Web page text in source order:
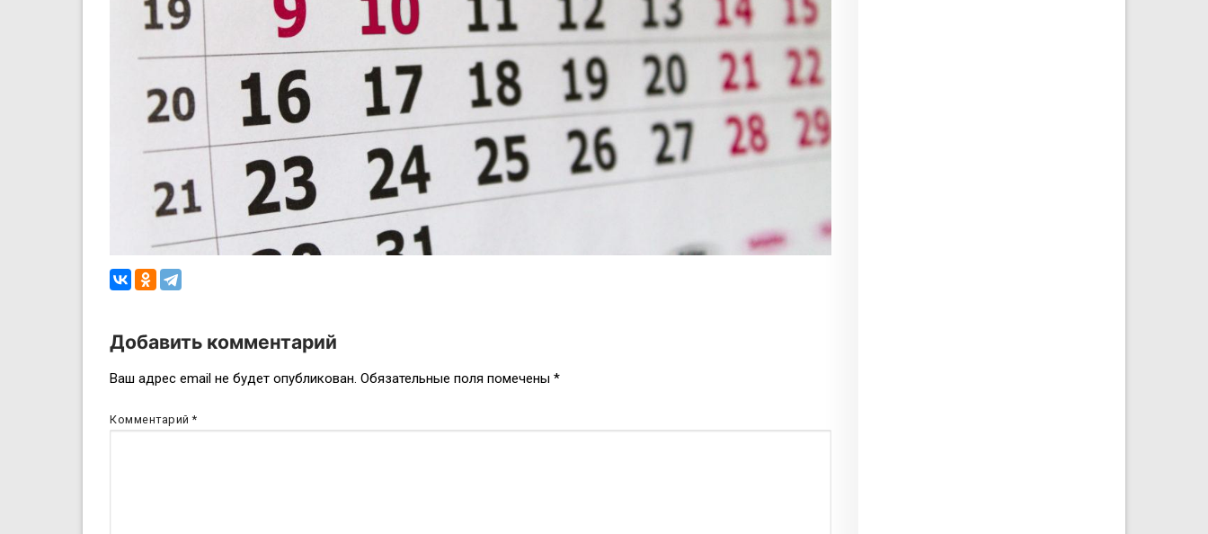
Навигация
по
Добавить комментарий
Ваш адрес email не будет опубликован. Обязательные поля помечены *
Комментарий*